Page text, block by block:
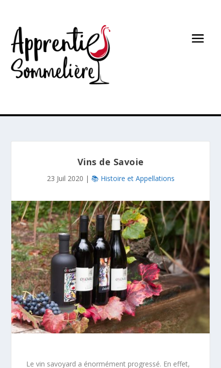
Vins de Savoie
23 Juil 2020 | 📚 Histoire et Appellations
Le vin savoyard a énormément progressé. En effet,